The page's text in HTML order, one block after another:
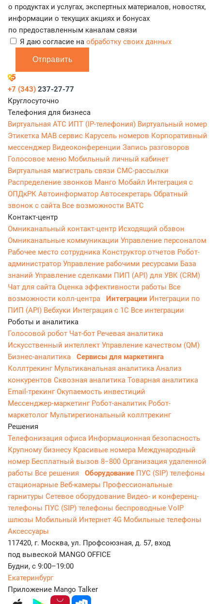
о продуктах и услугах, экспертных материалов, новостях,
информации о текущих акциях и бонусах
по предоставленным каналам связи
Я даю согласие на обработку своих данных
Отправить
+7 (343) 237-27-77
Круглосуточно
Телефония для бизнеса
Виртуальная АТС ИПТ (IP-телефония) Виртуальный номер
Этикетка МАВ сервис Карусель номеров Корпоративный
мессенджер Видеоконференции Запись разговоров
Голосовое меню Мобильный личный кабинет
Виртуальная магистраль связи СМС-рассылки
Распределение звонков Манго Мобайл Интеграция с
ОПДкРК Автоинформатор Автосекретарь Обратный
звонок с сайта Все возможности ВАТС
Контакт-центр
Омниканальный контакт-центр Исходящий обзвон
Омниканальные коммуникации Управление персоналом
Рабочее место сотрудника Конструктор отчетов Робот-
администратор Управление рабочими ресурсами База
знаний Управление сделками ПИП (API) для УВК (CRM)
Чат для сайта Оценка эффективности работы Все
возможности колл-центра
Интеграции Интеграции по
ПИП (API) Вебхуки Интеграция с 1С Все интеграции
Роботы и аналитика
Голосовой робот Чат-бот Речевая аналитика
Искусственный интеллект Управление качеством (QM)
Бизнес-аналитика
Сервисы для маркетинга
Коллтрекинг Мультиканальная аналитика Анализ
конкурентов Сквозная аналитика Товарная аналитика
Email-трекингОкупаемость инвестиций
Мессенджер‑маркетинг Робот-аналитик Робот-
маркетолог Мультирегиональный коллтрекинг
Решения
Телефонизация офиса Информационная безопасность
Крупному бизнесу Красивые номера Международный
номер Бесплатный вызов 8−800 Организация удаленной
работы Все решения Оборудование ПУС (SIP) телефоны
стационарные Веб-камеры Профессиональные
гарнитуры Сетевое оборудование Видео- и конференц-
телефоны ПУС (SIP) телефоны беспроводные VoIP
шлюзы Мобильный Интернет 4G Мобильные телефоны
Аксессуары
117420, г. Москва, ул. Профсоюзная, д. 57, вход
под вывеской MANGO OFFICE
Будни, с 9:00–19:00
Екатеринбург
Приложение Mango Talker